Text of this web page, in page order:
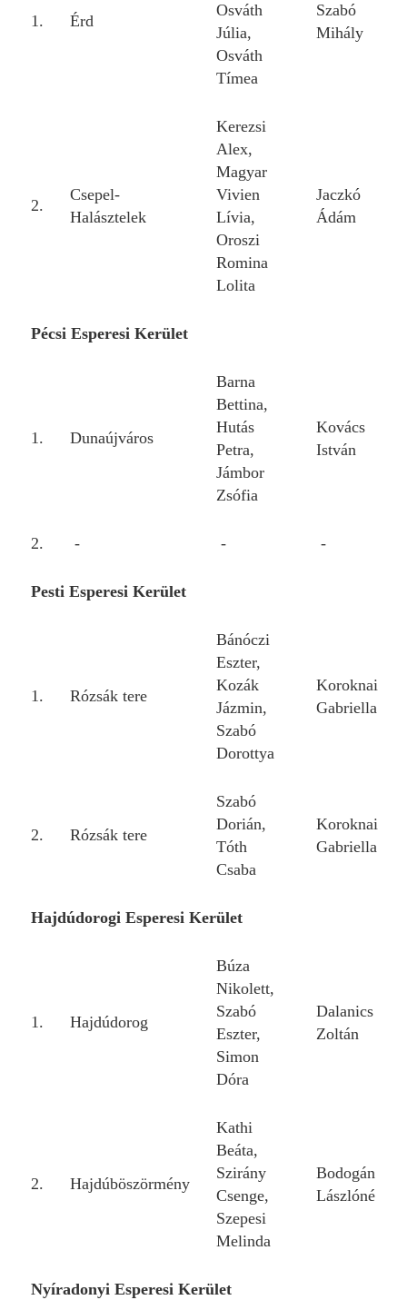
1. Érd
Osváth
Júlia,
Osváth
Tímea
Szabó
Mihály
2.
Csepel-
Halásztelek
Kerezsi
Alex,
Magyar
Vivien
Lívia,
Oroszi
Romina
Lolita
Jaczkó
Ádám
Pécsi Esperesi Kerület
1. Dunaújváros
Barna
Bettina,
Hutás
Petra,
Jámbor
Zsófia
Kovács
István
2. - - -
Pesti Esperesi Kerület
1. Rózsák tere
Bánóczi
Eszter,
Kozák
Jázmin,
Szabó
Dorottya
Koroknai
Gabriella
2. Rózsák tere
Szabó
Dorián,
Tóth
Csaba
Koroknai
Gabriella
Hajdúdorogi Esperesi Kerület
1. Hajdúdorog
Búza
Nikolett,
Szabó
Eszter,
Simon
Dóra
Dalanics
Zoltán
2. Hajdúböszörmény
Kathi
Beáta,
Szirány
Csenge,
Szepesi
Melinda
Bodogán
Lászlóné
Nyíradonyi Esperesi Kerület